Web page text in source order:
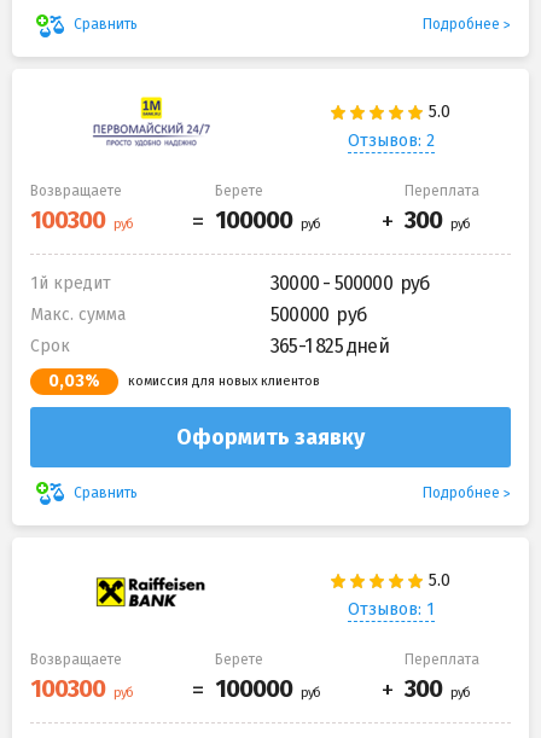
Сравнить Подробнее
Отзывов: 2
Возвращаете Берете Переплата
1й кредит 30000 - 500000
Макс. сумма 500000
Срок 365-1 825 дней
0,03% комиссия для новых клиентов
Оформить заявку
Сравнить Подробнее
Отзывов: 1
Возвращаете Берете Переплата